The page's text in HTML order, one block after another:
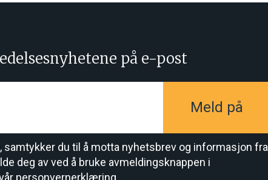
på e-post
Meld på
samtykker du til å motta nyhetsbrev og informasjon fra
deg av ved å bruke avmeldingsknappen i
personvernerklæring